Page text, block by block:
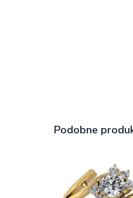
Podobne